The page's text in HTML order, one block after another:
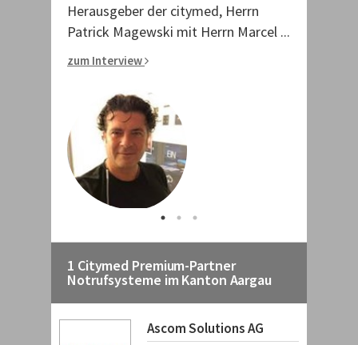
Herausgeber der citymed, Herrn
Patrick Magewski mit Herrn Marcel ...
zum Interview
1 Citymed Premium-Partner
Notrufsysteme im Kanton Aargau
Ascom Solutions AG